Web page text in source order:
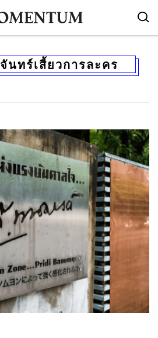
นทร์เสี้ยวการละคร
LINE EMAIL